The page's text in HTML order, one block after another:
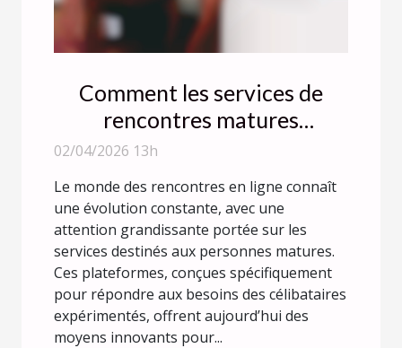
Comment les services de
rencontres matures
facilitent-ils les connexions
02/04/2026 13h
Le monde des rencontres en ligne connaît
une évolution constante, avec une
attention grandissante portée sur les
services destinés aux personnes matures.
Ces plateformes, conçues spécifiquement
pour répondre aux besoins des célibataires
expérimentés, offrent aujourd’hui des
moyens innovants pour...